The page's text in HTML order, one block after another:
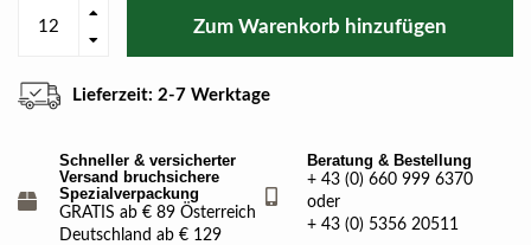
Zum Warenkorb hinzufügen
Lieferzeit: 2-7 Werktage
Schneller & versicherter
Versand bruchsichere
Spezialverpackung
GRATIS ab € 89 Österreich
Deutschland ab € 129
Beratung & Bestellung
+ 43 (0) 660 999 6370
oder
+ 43 (0) 5356 20511